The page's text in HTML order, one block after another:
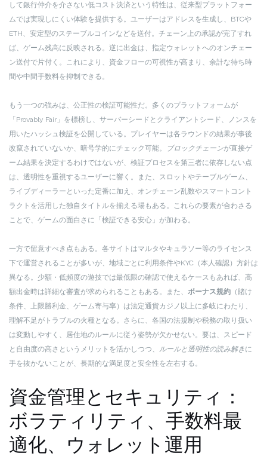
して銀行仲介を介さない低コスト決済という特性は、従来型プラットフォー
ムでは実現しにくい体験を提供する。ユーザーはアドレスを生成し、BTCや
ETH、安定型のステーブルコインなどを送付。チェーン上の承認が完了すれ
ば、ゲーム残高に反映される。逆に出金は、指定ウォレットへのオンチェー
ン送付で片付く。これにより、資金フローの可視性が高まり、余計な待ち時
間や中間手数料を抑制できる。
もう一つの強みは、公正性の検証可能性だ。多くのプラットフォームが
「Provably Fair」を標榜し、サーバーシードとクライアントシード、ノンスを
用いたハッシュ検証を公開している。プレイヤーは各ラウンドの結果が事後
改竄されていないか、暗号学的にチェック可能。
ブロックチェーンが直接ゲ
ーム結果を決定するわけではないが、検証プロセスを第三者に依存しない点
は、透明性を重視するユーザーに響く。また、スロットやテーブルゲーム、
ライブディーラーといった定番に加え、オンチェーン乱数やスマートコント
ラクトを活用した独自タイトルを揃える場もある。これらの要素が合わさる
ことで、ゲームの面白さに「検証できる安心」が加わる。
一方で留意すべき点もある。各サイトはマルタやキュラソー等のライセンス
下で運営されることが多いが、地域ごとに利用条件やKYC（本人確認）方針は
異なる。少額・低頻度の遊技では最低限の確認で使えるケースもあれば、高
額出金時は詳細な審査が求められることもある。また、 ボーナス規約 （賭け
条件、上限勝利金、ゲーム寄与率）は法定通貨カジノ以上に多岐にわたり、
理解不足がトラブルの火種となる。さらに、各国の法規制や税務の取り扱い
は変動しやすく、居住地のルールに従う姿勢が欠かせない。要は、スピード
と自由度の高さというメリットを活かしつつ、 ルールと透明性の読み解きに
手を抜かないことが、長期的な満足度と安全性を左右する。
資金管理とセキュリティ：
ボラティリティ、手数料最
適化、ウォレット運用